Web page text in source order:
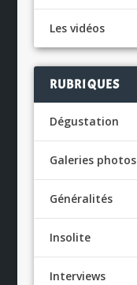
Les vidéos
RUBRIQUES
Dégustation
Galeries photos
Généralités
Insolite
Interviews